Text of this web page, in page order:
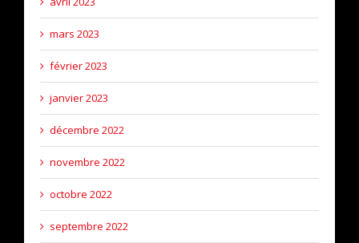
mars 2023
février 2023
janvier 2023
décembre 2022
novembre 2022
octobre 2022
septembre 2022